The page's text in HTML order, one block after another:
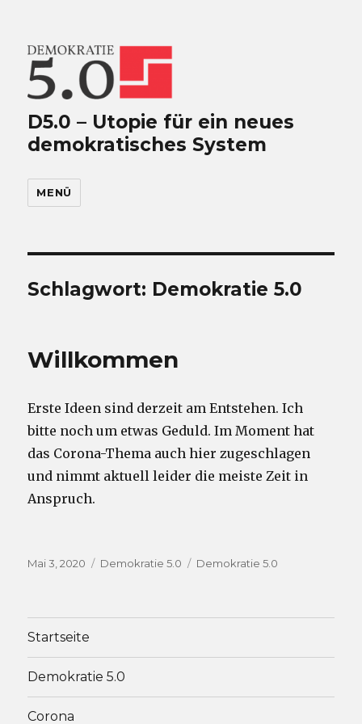
D5.0 – Utopie für ein neues
demokratisches System
MENÜ
Schlagwort: Demokratie 5.0
Willkommen
Erste Ideen sind derzeit am Entstehen. Ich
bitte noch um etwas Geduld. Im Moment hat
das Corona-Thema auch hier zugeschlagen
und nimmt aktuell leider die meiste Zeit in
Anspruch.
Veröffentlicht
Mai 3, 2020 Kategorien
Demokratie 5.0 Schlagwörter
Demokratie 5.0
Startseite
Demokratie 5.0
Corona